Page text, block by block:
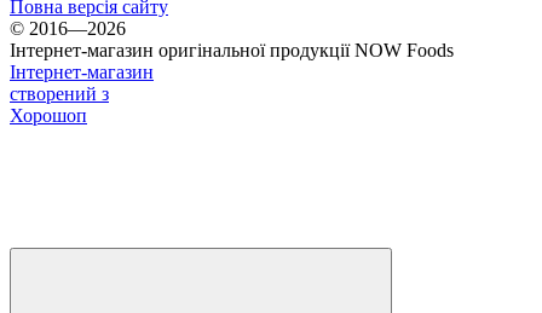
Повна версія сайту
© 2016—2026
Інтернет-магазин оригінальної продукції NOW Foods
Інтернет-магазин
створений з
Хорошоп